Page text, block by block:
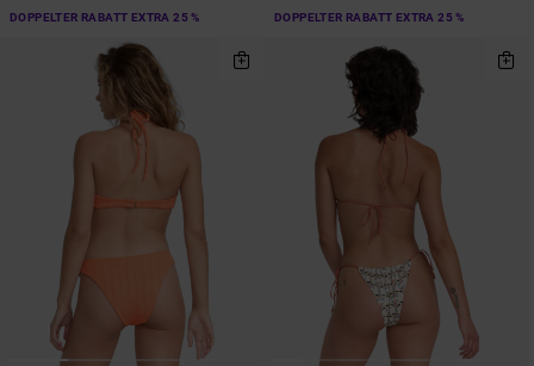
DOPPELTER RABATT EXTRA 25 % DOPPELTER RABATT EXTRA 25 %